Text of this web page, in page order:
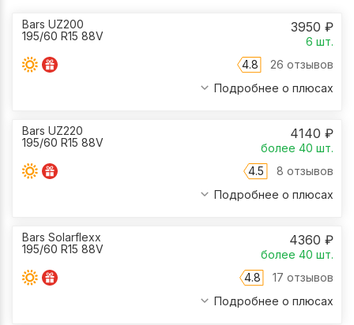
Bars UZ200
195/60 R15 88V
3950 ₽
6 шт.
4.8
26 отзывов
Подробнее о плюсах
Bars UZ220
195/60 R15 88V
4140 ₽
более 40 шт.
4.5
8 отзывов
Подробнее о плюсах
Bars Solarflexx
195/60 R15 88V
4360 ₽
более 40 шт.
4.8
17 отзывов
Подробнее о плюсах